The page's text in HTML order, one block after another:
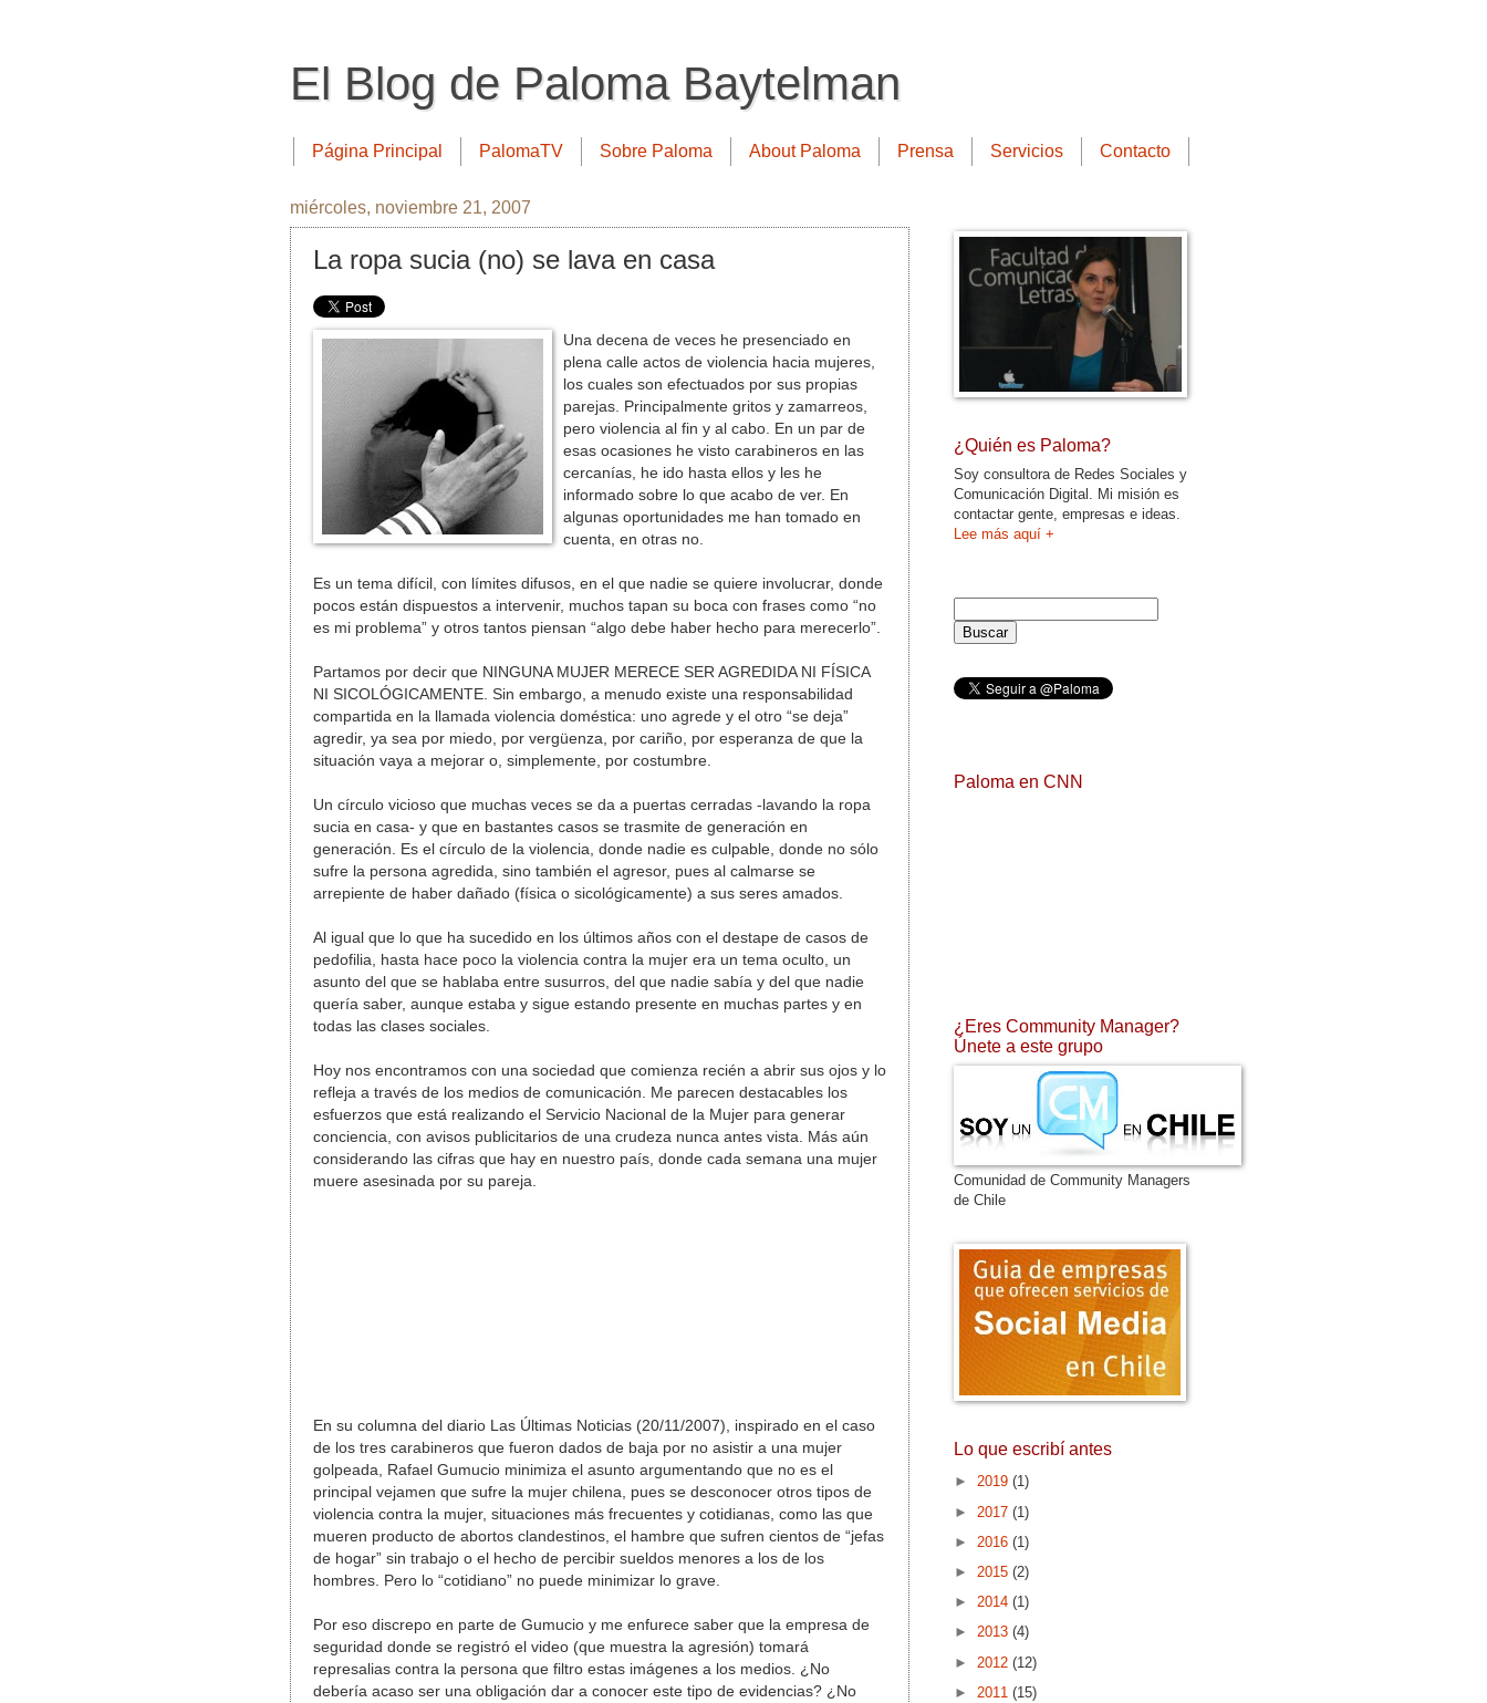
El Blog de Paloma Baytelman
Página Principal PalomaTV Sobre Paloma About Paloma Prensa Servicios Contacto
miércoles, noviembre 21, 2007
La ropa sucia (no) se lava en casa
Una decena de veces he presenciado en
plena calle actos de violencia hacia mujeres,
los cuales son efectuados por sus propias
parejas. Principalmente gritos y zamarreos,
pero violencia al fin y al cabo. En un par de
esas ocasiones he visto carabineros en las
cercanías, he ido hasta ellos y les he
informado sobre lo que acabo de ver. En
algunas oportunidades me han tomado en
cuenta, en otras no.
Es un tema difícil, con límites difusos, en el que nadie se quiere involucrar, donde
pocos están dispuestos a intervenir, muchos tapan su boca con frases como “no
es mi problema” y otros tantos piensan “algo debe haber hecho para merecerlo”.
Partamos por decir que NINGUNA MUJER MERECE SER AGREDIDA NI FÍSICA
NI SICOLÓGICAMENTE. Sin embargo, a menudo existe una responsabilidad
compartida en la llamada violencia doméstica: uno agrede y el otro “se deja”
agredir, ya sea por miedo, por vergüenza, por cariño, por esperanza de que la
situación vaya a mejorar o, simplemente, por costumbre.
Un círculo vicioso que muchas veces se da a puertas cerradas -lavando la ropa
sucia en casa- y que en bastantes casos se trasmite de generación en
generación. Es el círculo de la violencia, donde nadie es culpable, donde no sólo
sufre la persona agredida, sino también el agresor, pues al calmarse se
arrepiente de haber dañado (física o sicológicamente) a sus seres amados.
Al igual que lo que ha sucedido en los últimos años con el destape de casos de
pedofilia, hasta hace poco la violencia contra la mujer era un tema oculto, un
asunto del que se hablaba entre susurros, del que nadie sabía y del que nadie
quería saber, aunque estaba y sigue estando presente en muchas partes y en
todas las clases sociales.
Hoy nos encontramos con una sociedad que comienza recién a abrir sus ojos y lo
refleja a través de los medios de comunicación. Me parecen destacables los
esfuerzos que está realizando el Servicio Nacional de la Mujer para generar
conciencia, con avisos publicitarios de una crudeza nunca antes vista. Más aún
considerando las cifras que hay en nuestro país, donde cada semana una mujer
muere asesinada por su pareja.
En su columna del diario Las Últimas Noticias (20/11/2007), inspirado en el caso
de los tres carabineros que fueron dados de baja por no asistir a una mujer
golpeada, Rafael Gumucio minimiza el asunto argumentando que no es el
principal vejamen que sufre la mujer chilena, pues se desconocer otros tipos de
violencia contra la mujer, situaciones más frecuentes y cotidianas, como las que
mueren producto de abortos clandestinos, el hambre que sufren cientos de “jefas
de hogar” sin trabajo o el hecho de percibir sueldos menores a los de los
hombres. Pero lo “cotidiano” no puede minimizar lo grave.
Por eso discrepo en parte de Gumucio y me enfurece saber que la empresa de
seguridad donde se registró el video (que muestra la agresión) tomará
represalias contra la persona que filtro estas imágenes a los medios. ¿No
debería acaso ser una obligación dar a conocer este tipo de evidencias? ¿No
¿Quién es Paloma?
Soy consultora de Redes Sociales y
Comunicación Digital. Mi misión es
contactar gente, empresas e ideas.
Lee más aquí +
Paloma en CNN
¿Eres Community Manager?
Únete a este grupo
Comunidad de Community Managers
de Chile
Lo que escribí antes
► 2019 (1)
► 2017 (1)
► 2016 (1)
► 2015 (2)
► 2014 (1)
► 2013 (4)
► 2012 (12)
► 2011 (15)